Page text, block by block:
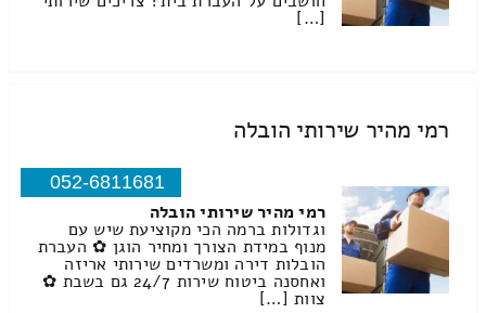
[…]
רמי מהיר שירותי הובלה
052-6811681
רמי מהיר שירותי הובלה
וגדולות ברמה הכי מקוציעת שיש עם
מנוף במידת הצורך ומחיר הוגן ✿ העברת
הובלות דירה ומשרדים שירותי אריזה
ואחסנה ביטוח שירות 24/7 גם בשבת ✿
צוות […]